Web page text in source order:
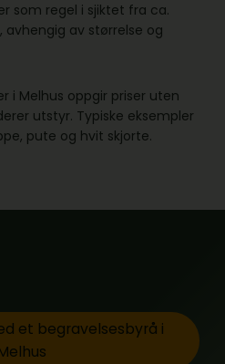
som regel i sjiktet fra ca.
avhengig av størrelse og
i Melhus oppgir priser uten
utstyr. Typiske eksempler
pute og hvit skjorte.
et begravelsesbyrå i